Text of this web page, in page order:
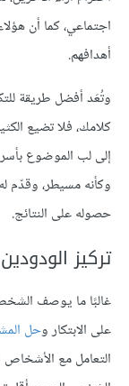
اجتماعي، كما أن
أهدافهم.
وتُعَد أفضل طريقة
كلامك، فلا تضيع
إلى لب الموضوع
وكأنه مسيطر، وقدّم
حصوله على النتائج.
تركيز
غالبًا ما يوصف
على الابتكار وحل
التعامل مع الأشخاص